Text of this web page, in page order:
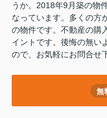
うか。2018年9月築の物
なっています。多くの方
の物件です。不動産の購
イントです。後悔の無い
ので、お気軽にお問合せ
無